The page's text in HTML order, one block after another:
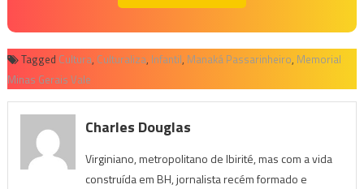
Tagged Cultura, Culturaliza, Infantil, Manaká Passarinheiro, Memorial
Minas Gerais Vale
Charles Douglas
Virginiano, metropolitano de Ibirité, mas com a vida
construída em BH, jornalista recém formado e